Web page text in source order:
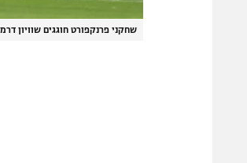
שחקני פרנקפורט חוגגים שוויון